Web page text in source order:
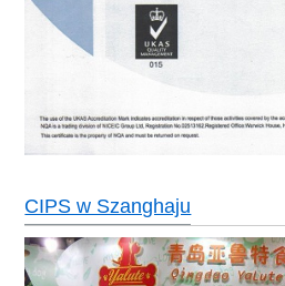
CIPS w Szanghaju